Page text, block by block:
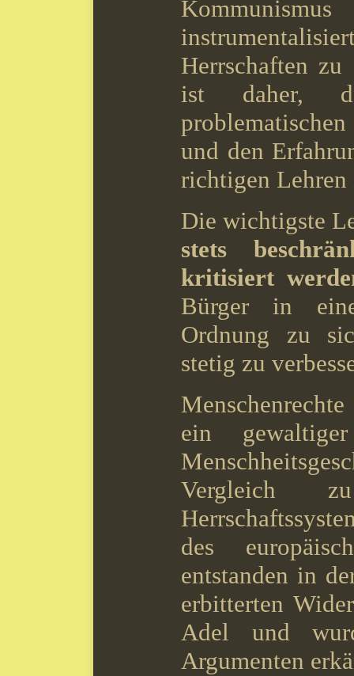
Herrschaften zu
ist daher,
und den
richtigen Lehren
Die wichtigste
stets
kritisiert
Bürger in
Ordnung zu
stetig zu
ein
Vergleich
des
entstanden in
erbitterten
Adel und
Argumenten